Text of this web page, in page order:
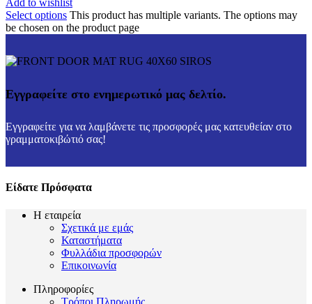
Add to wishlist
Select options This product has multiple variants. The options may
be chosen on the product page
Εγγραφείτε στο ενημερωτικό μας δελτίο.
Εγγραφείτε για να λαμβάνετε τις προσφορές μας κατευθείαν στο
γραμματοκιβώτιό σας!
Είδατε Πρόσφατα
Η εταιρεία
Σχετικά με εμάς
Καταστήματα
Φυλλάδια προσφορών
Επικοινωνία
Πληροφορίες
Τρόποι Πληρωμής